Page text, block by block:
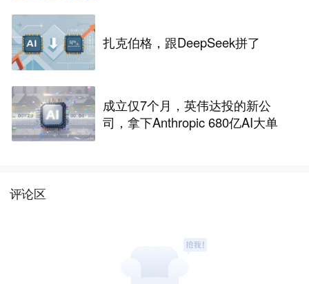
扎克伯格，跟DeepSeek拼了
成立仅7个月，英伟达投的新公
司，拿下Anthropic 680亿AI大单
评论区